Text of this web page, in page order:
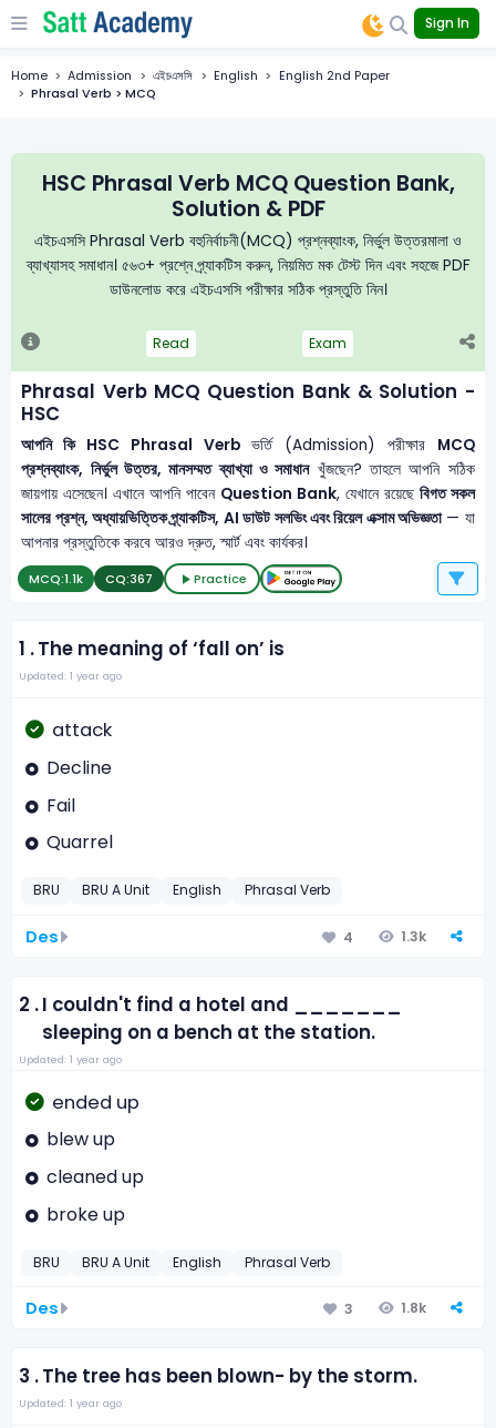
Sign In
Home Admission এইচএসসি English
English 2nd Paper
Phrasal Verb > MCQ
HSC Phrasal Verb MCQ Question Bank,
Solution & PDF
এইচএসসি Phrasal Verb বহুনির্বাচনী(MCQ) প্রশ্নব্যাংক, নির্ভুল উত্তরমালা ও
ব্যাখ্যাসহ সমাধান। ৫৬৩+ প্রশ্নে প্র্যাকটিস করুন, নিয়মিত মক টেস্ট দিন এবং সহজে PDF
ডাউনলোড করে এইচএসসি পরীক্ষার সঠিক প্রস্তুতি নিন।
Read Exam
Phrasal Verb MCQ Question Bank & Solution -
HSC
আপনি কি HSC Phrasal Verbভর্তি (Admission) পরীক্ষার MCQ
প্রশ্নব্যাংক, নির্ভুল উত্তর, মানসম্মত ব্যাখ্যা ও সমাধানখুঁজছেন? তাহলে আপনি সঠিক
জায়গায় এসেছেন। এখানে আপনি পাবেন Question Bank, যেখানে রয়েছে বিগত সকল
সালের প্রশ্ন, অধ্যায়ভিত্তিক প্র্যাকটিস, AI ডাউট সলভিং এবং রিয়েল এক্সাম অভিজ্ঞতা— যা
আপনার প্রস্তুতিকে করবে আরও দ্রুত, স্মার্ট এবং কার্যকর।
MCQ:1.1k CQ:367 Practice
1 .The meaning of ‘fall on’ is
Updated: 1 year ago
attack
Decline
Fail
Quarrel
BRU BRU A Unit English Phrasal Verb
Des 4 1.3k
2 .I couldn't find a hotel and _______
sleeping on a bench at the station.
Updated: 1 year ago
ended up
blew up
cleaned up
broke up
BRU BRU A Unit English Phrasal Verb
Des 3 1.8k
3 .The tree has been blown- by the storm.
Updated: 1 year ago